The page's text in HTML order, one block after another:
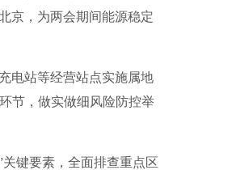
京，为两会期间能源稳定
电站等经营站点实施属地
节，做实做细风险防控举
键要素，全面排查重点区